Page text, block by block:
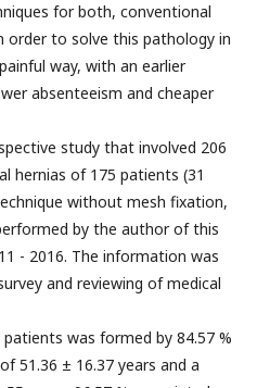
for both, conventional
order to solve this pathology in
way, with an earlier
absenteeism and cheaper
study that involved 206
hernias of 175 patients (31
without mesh fixation,
by the author of this
- 2016. The information was
and reviewing of medical
was formed by 84.57 %
51.36 ± 16.37 years and a